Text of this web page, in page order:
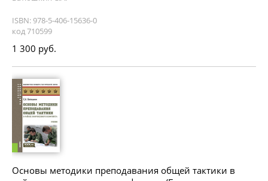
ISBN: 978-5-406-15636-0
код 710599
1 300 руб.
Основы методики преподавания общей тактики в